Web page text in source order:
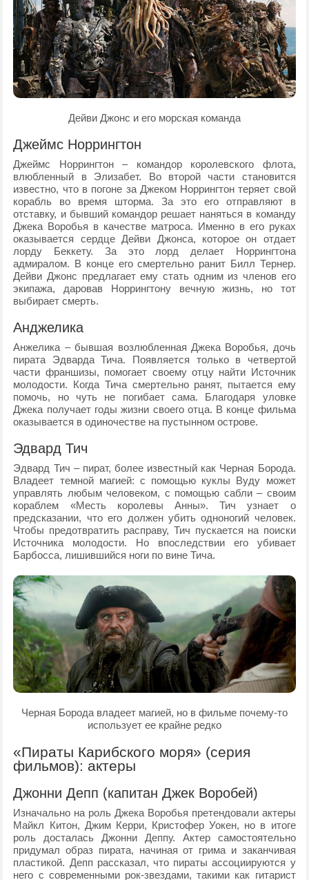
Дейви Джонс и его морская команда
Джеймс Норрингтон
Джеймс Норрингтон – командор королевского флота,
влюбленный в Элизабет. Во второй части становится
известно, что в погоне за Джеком Норрингтон теряет свой
корабль во время шторма. За это его отправляют в
отставку, и бывший командор решает наняться в команду
Джека Воробья в качестве матроса. Именно в его руках
оказывается сердце Дейви Джонса, которое он отдает
лорду Беккету. За это лорд делает Норрингтона
адмиралом. В конце его смертельно ранит Билл Тернер.
Дейви Джонс предлагает ему стать одним из членов его
экипажа, даровав Норрингтону вечную жизнь, но тот
выбирает смерть.
Анджелика
Анжелика – бывшая возлюбленная Джека Воробья, дочь
пирата Эдварда Тича. Появляется только в четвертой
части франшизы, помогает своему отцу найти Источник
молодости. Когда Тича смертельно ранят, пытается ему
помочь, но чуть не погибает сама. Благодаря уловке
Джека получает годы жизни своего отца. В конце фильма
оказывается в одиночестве на пустынном острове.
Эдвард Тич
Эдвард Тич – пират, более известный как Черная Борода.
Владеет темной магией: с помощью куклы Вуду может
управлять любым человеком, с помощью сабли – своим
кораблем «Месть королевы Анны». Тич узнает о
предсказании, что его должен убить одноногий человек.
Чтобы предотвратить расправу, Тич пускается на поиски
Источника молодости. Но впоследствии его убивает
Барбосса, лишившийся ноги по вине Тича.
Черная Борода владеет магией, но в фильме почему-то
использует ее крайне редко
«Пираты Карибского моря» (серия
фильмов): актеры
Джонни Депп (капитан Джек Воробей)
Изначально на роль Джека Воробья претендовали актеры
Майкл Китон, Джим Керри, Кристофер Уокен, но в итоге
роль досталась Джонни Деппу. Актер самостоятельно
придумал образ пирата, начиная от грима и заканчивая
пластикой. Депп рассказал, что пираты ассоциируются у
него с современными рок-звездами, такими как гитарист